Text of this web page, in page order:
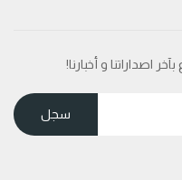
اصداراتنا و أخبارنا!